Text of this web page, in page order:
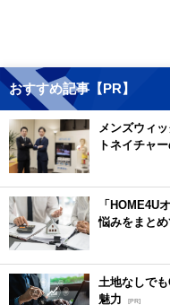
おすすめ記事【PR】
メンズウィ
トネイチャ
「HOME4U
悩みをまと
土地なしで
魅力
[PR]